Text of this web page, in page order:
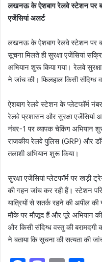
लखनऊ के ऐशबाग रेलवे स्टेशन पर बम
एजेंसियां अलर्ट
लखनऊ के ऐशबाग रेलवे स्टेशन पर
सूचना मिलते ही सुरक्षा एजेंसियां
अभियान शुरू किया गया। रेलवे
ने जांच की। फिलहाल किसी संदिग्ध
ऐशबाग रेलवे स्टेशन के प्लेटफॉर्म
रेलवे प्रशासन और सुरक्षा एजेंसियां
नंबर-1 पर व्यापक चेकिंग अभियान
राजकीय रेलवे पुलिस (GRP) और
तलाशी अभियान शुरू किया।
सुरक्षा एजेंसियां प्लेटफॉर्म पर खड़ी
की गहन जांच कर रही हैं। स्टेशन
यात्रियों से सतर्क रहने की अपील
मौके पर मौजूद हैं और पूरे अभियान
और किसी संदिग्ध वस्तु की बरामदगी
ने बताया कि सूचना की सत्यता की